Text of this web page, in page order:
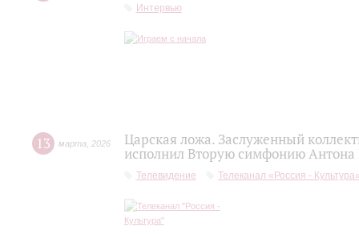
Интервью
13 марта 2026
Царская ложа. Заслуженный
исполнил Вторую симфонию Антона
Телевидение Телеканал «Россия -